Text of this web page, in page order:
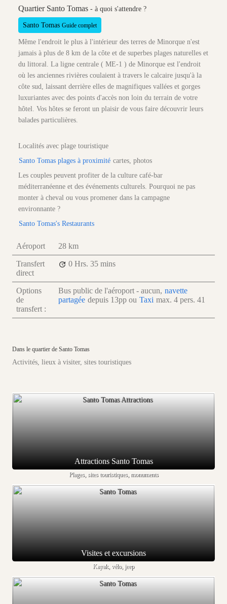
Quartier Santo Tomas - à quoi s'attendre ?
Santo Tomas Guide complet
Même l'endroit le plus à l'intérieur des terres de Minorque n'est
jamais à plus de 8 km de la côte et de superbes plages naturelles et
du littoral. La ligne centrale ( ME-1 ) de Minorque est l'endroit
où les anciennes rivières coulaient à travers le calcaire jusqu'à la
côte sud, laissant derrière elles de magnifiques vallées et gorges
luxuriantes avec des points d'accès non loin du terrain de votre
hôtel. Vos hôtes se feront un plaisir de vous faire découvrir leurs
balades particulières.
Localités avec plage touristique
Santo Tomas plages à proximité cartes, photos
Les couples peuvent profiter de la culture café-bar
méditerranéenne et des événements culturels. Pourquoi ne pas
monter à cheval ou vous promener dans la campagne
environnante ?
Santo Tomas's Restaurants
Aéroport 28 km
Transfert
direct
0 Hrs. 35 mins
Options
de
transfert :
Bus public de l'aéroport - aucun, navette
partagée depuis 13pp ou Taxi max. 4 pers. 41
Dans le quartier de Santo Tomas
Activités, lieux à visiter, sites touristiques
Attractions Santo Tomas
Plages, sites touristiques, monuments
Visites et excursions
Kayak, vélo, jeep